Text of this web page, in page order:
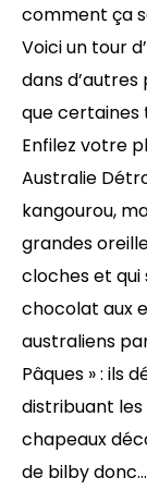
comment ça
Voici un tour
dans d’autres
que certaines
Enfilez votre
Australie
kangourou,
grandes
cloches et qui
chocolat aux
australiens
Pâques » : ils
distribuant
chapeaux
de bilby